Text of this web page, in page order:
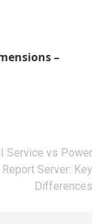
–
Service vs Power
Report Server: Key
Differences